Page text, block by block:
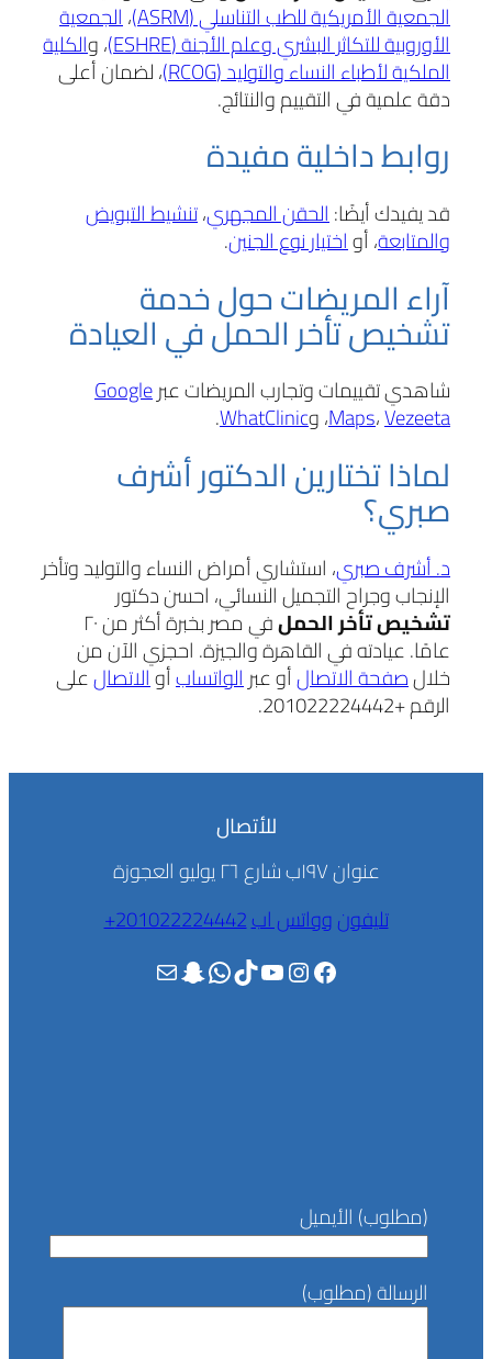
الجمعية الأمريكية للطب التناسلي (ASRM) ،الجمعية
الأوروبية للتكاثر البشري وعلم الأجنة (ESHRE) ، والكلية
الملكية لأطباء النساء والتوليد (RCOG) ، لضمان أعلى
دقة علمية في التقييم والنتائج.
روابط داخلية مفيدة
قد يفيدك أيضًا:الحقن المجهري،تنشيط التبويض
والمتابعة، أواختيار نوع الجنين.
آراء المريضات حول خدمة
تشخيص تأخر الحمل في العيادة
شاهدي تقييمات وتجارب المريضات عبرGoogle
Maps،Vezeeta ، وWhatClinic
.
لماذا تختارين الدكتور أشرف
صبري؟
د. أشرف صبري، استشاري أمراض النساء والتوليد وتأخر
الإنجاب وجراح التجميل النسائي، احسن دكتور
تشخيص تأخر الحمل في مصر بخبرة أكثر من ٢٠
عامًا. عيادته في القاهرة والجيزة. احجزي الآن من
خلالصفحة الاتصالأو عبرالواتسابأوالاتصالعلى
الرقم +201022224442.
للأتصال
عنوان ١٩٧ب شارع ٢٦ يوليو العجوزة
تليفونوواتس اب201022224442+
فيسبوك إنستجرام يوتيوبتيك توك واتسابسناب شات بريد
(مطلوب) الأيميل
الرسالة (مطلوب)